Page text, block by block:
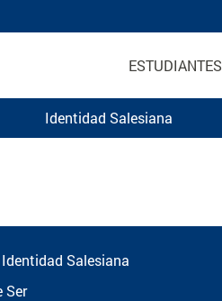
ESTUDIANTES
Identidad Salesiana
Politécnica
Identidad Salesiana
Ser